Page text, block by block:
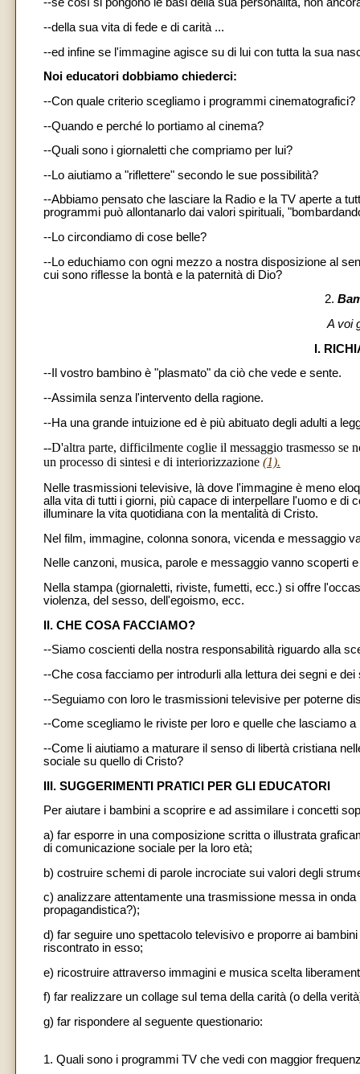
--se così si pongono le basi della sua personalità, non
--della sua vita di fede e di carità ...
--ed infine se l'immagine agisce su di lui con tutta la sua
Noi educatori dobbiamo chiederci:
--Con quale criterio scegliamo i programmi cinematografici?
--Quando e perché lo portiamo al cinema?
--Quali sono i giornaletti che compriamo per lui?
--Lo aiutiamo a "riflettere" secondo le sue possibilità?
--Abbiamo pensato che lasciare la Radio e la TV aperte a
programmi può allontanarlo dai valori spirituali,
--Lo circondiamo di cose belle?
--Lo educhiamo con ogni mezzo a nostra disposizione al
cui sono riflesse la bontà e la paternità di Dio?
2.
A voi
I.
--Il vostro bambino è "plasmato" da ciò che vede e sente.
--Assimila senza l'intervento della ragione.
--Ha una grande intuizione ed è più abituato degli adulti a
--D'altra parte, difficilmente coglie il messaggio trasmesso se
un processo di sintesi e di interiorizzazione (1).
Nelle trasmissioni televisive, là dove l'immagine è meno
alla vita di tutti i giorni, più capace di interpellare l'uomo e
illuminare la vita quotidiana con la mentalità di Cristo.
Nel film, immagine, colonna sonora, vicenda e messaggio
Nelle canzoni, musica, parole e messaggio vanno scoperti
Nella stampa (giornaletti, riviste, fumetti, ecc.) si offre
violenza, del sesso, dell'egoismo, ecc.
II. CHE COSA FACCIAMO?
--Siamo coscienti della nostra responsabilità riguardo alla
--Che cosa facciamo per introdurli alla lettura dei segni e
--Seguiamo con loro le trasmissioni televisive per poterne
--Come scegliamo le riviste per loro e quelle che lasciamo
--Come li aiutiamo a maturare il senso di libertà cristiana
sociale su quello di Cristo?
III. SUGGERIMENTI PRATICI PER GLI EDUCATORI
Per aiutare i bambini a scoprire e ad assimilare i concetti
a) far esporre in una composizione scritta o illustrata
di comunicazione sociale per la loro età;
b) costruire schemi di parole incrociate sui valori degli
c) analizzare attentamente una trasmissione messa in
propagandistica?);
d) far seguire uno spettacolo televisivo e proporre ai
riscontrato in esso;
e) ricostruire attraverso immagini e musica scelta
f) far realizzare un collage sul tema della carità (o della
g) far rispondere al seguente questionario:
1. Quali sono i programmi TV che vedi con maggior